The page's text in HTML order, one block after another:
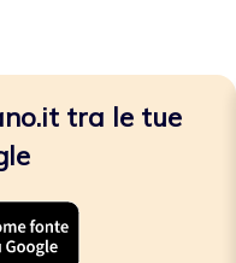
tra le tue